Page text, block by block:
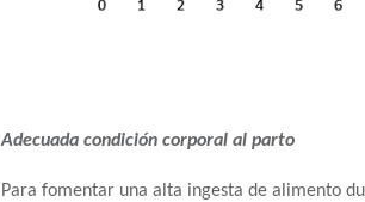
Adecuada condición corporal al parto
Para fomentar una alta ingesta de alimento